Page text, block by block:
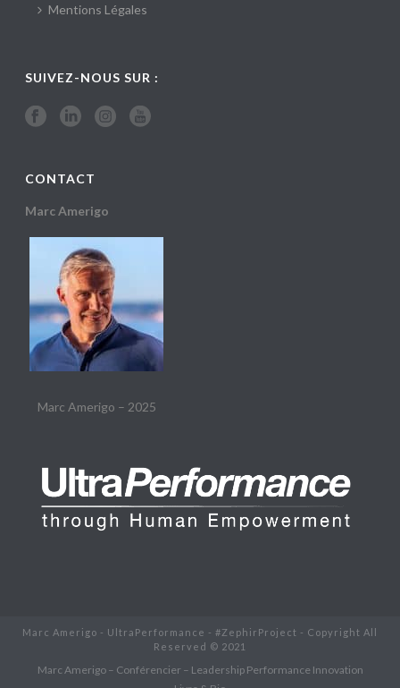
Mentions Légales
SUIVEZ-NOUS SUR :
CONTACT
Marc Amerigo
Marc Amerigo – 2025
Marc Amerigo - UltraPerformance - #ZephirProject - Copyright All
Reserved © 2021
Marc Amerigo – Conférencier – Leadership Performance Innovation